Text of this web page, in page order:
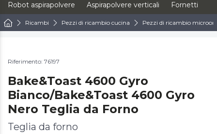
Robot aspirapolvere Aspirapolvere verticali Fornetti
Ricambi Pezzi di ricambio cucina Pezzi di ricambio
Riferimento: 76197
Bake&Toast 4600 Gyro
Bianco/Bake&Toast 4600 Gyro
Nero Teglia da Forno
Teglia da forno